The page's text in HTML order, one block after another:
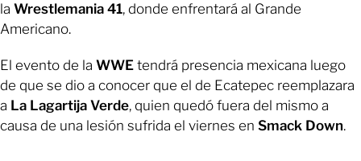
la Wrestlemania 41, donde enfrentará al Grande
Americano.
El evento de la WWE tendrá presencia mexicana luego
de que se dio a conocer que el de Ecatepec reemplazara
a La Lagartija Verde, quien quedó fuera del mismo a
causa de una lesión sufrida el viernes en Smack Down.